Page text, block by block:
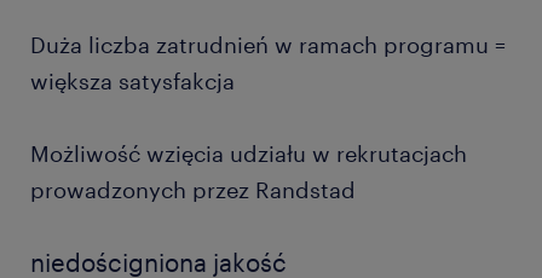
Duża liczba zatrudnień w ramach programu =
większa satysfakcja
Możliwość wzięcia udziału w rekrutacjach
prowadzonych przez Randstad
niedościgniona jakość